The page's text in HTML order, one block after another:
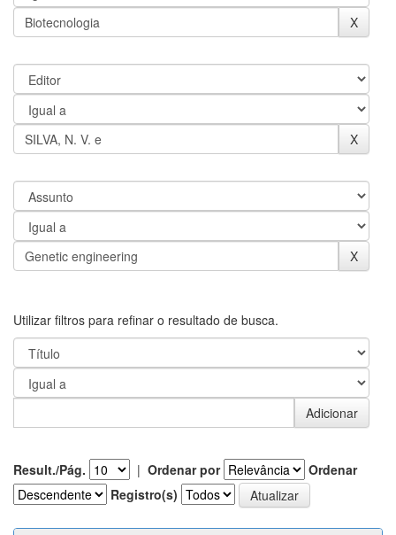
Utilizar filtros para refinar o resultado de busca.
Result./Pág. | Ordenar por
Ordenar
Registro(s)